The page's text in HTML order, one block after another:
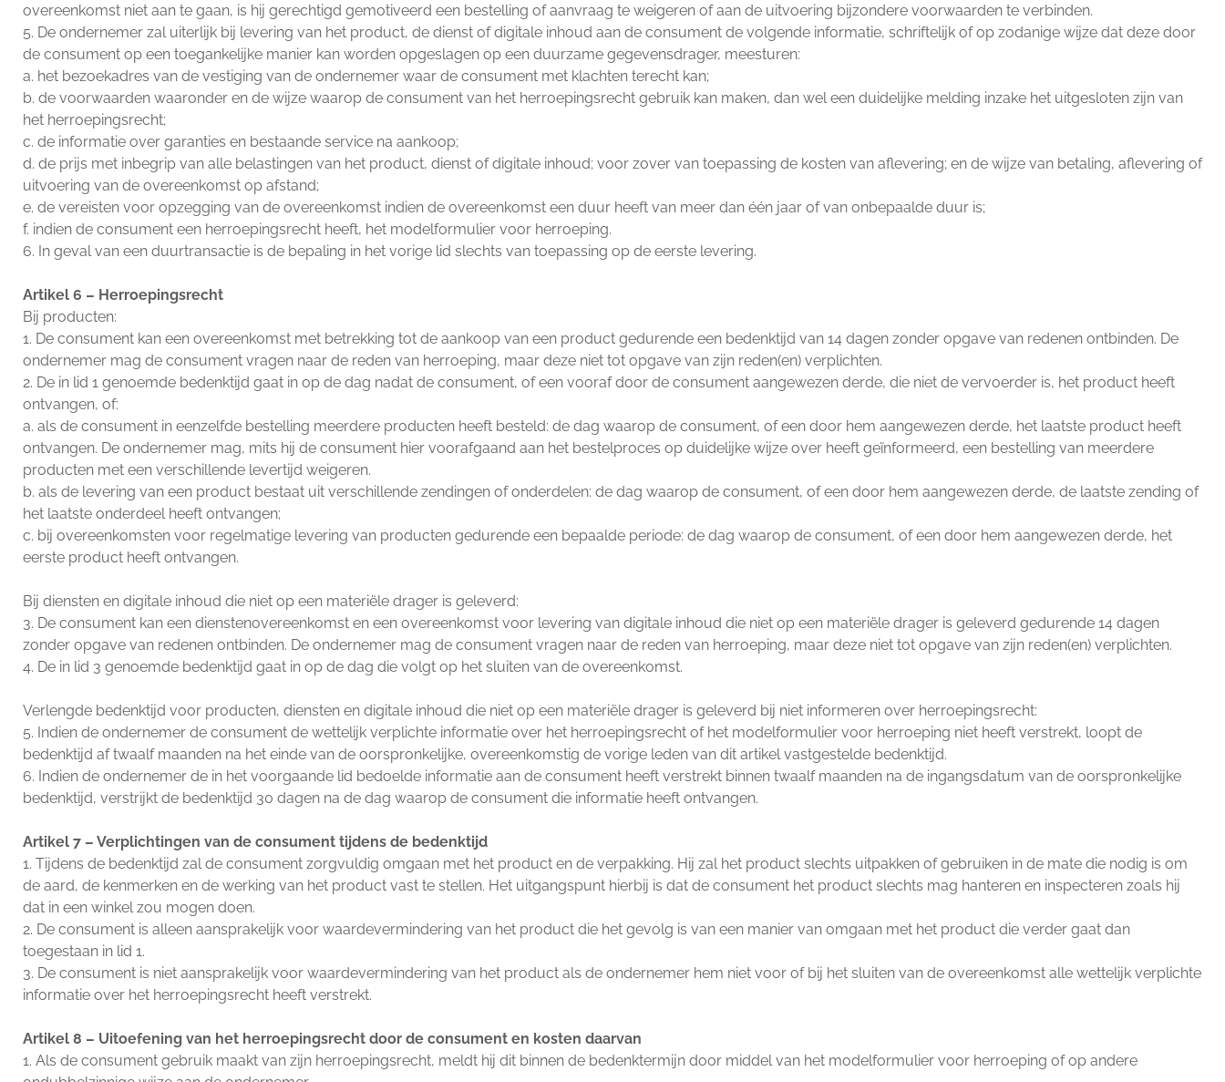
overeenkomst niet aan te gaan, is hij gerechtigd gemotiveerd een bestelling of aanvraag te weigeren of aan de uitvoering bijzondere voorwaarden te verbinden.
5. De ondernemer zal uiterlijk bij levering van het product, de dienst of digitale inhoud aan de consument de volgende informatie, schriftelijk of op zodanige wijze dat deze door
de consument op een toegankelijke manier kan worden opgeslagen op een duurzame gegevensdrager, meesturen:
a. het bezoekadres van de vestiging van de ondernemer waar de consument met klachten terecht kan;
b. de voorwaarden waaronder en de wijze waarop de consument van het herroepingsrecht gebruik kan maken, dan wel een duidelijke melding inzake het uitgesloten zijn van
het herroepingsrecht;
c. de informatie over garanties en bestaande service na aankoop;
d. de prijs met inbegrip van alle belastingen van het product, dienst of digitale inhoud; voor zover van toepassing de kosten van aflevering; en de wijze van betaling, aflevering of
uitvoering van de overeenkomst op afstand;
e. de vereisten voor opzegging van de overeenkomst indien de overeenkomst een duur heeft van meer dan één jaar of van onbepaalde duur is;
f. indien de consument een herroepingsrecht heeft, het modelformulier voor herroeping.
6. In geval van een duurtransactie is de bepaling in het vorige lid slechts van toepassing op de eerste levering.
Artikel 6 – Herroepingsrecht
Bij producten:
1. De consument kan een overeenkomst met betrekking tot de aankoop van een product gedurende een bedenktijd van 14 dagen zonder opgave van redenen ontbinden. De
ondernemer mag de consument vragen naar de reden van herroeping, maar deze niet tot opgave van zijn reden(en) verplichten.
2. De in lid 1 genoemde bedenktijd gaat in op de dag nadat de consument, of een vooraf door de consument aangewezen derde, die niet de vervoerder is, het product heeft
ontvangen, of:
a. als de consument in eenzelfde bestelling meerdere producten heeft besteld: de dag waarop de consument, of een door hem aangewezen derde, het laatste product heeft
ontvangen. De ondernemer mag, mits hij de consument hier voorafgaand aan het bestelproces op duidelijke wijze over heeft geïnformeerd, een bestelling van meerdere
producten met een verschillende levertijd weigeren.
b. als de levering van een product bestaat uit verschillende zendingen of onderdelen: de dag waarop de consument, of een door hem aangewezen derde, de laatste zending of
het laatste onderdeel heeft ontvangen;
c. bij overeenkomsten voor regelmatige levering van producten gedurende een bepaalde periode: de dag waarop de consument, of een door hem aangewezen derde, het
eerste product heeft ontvangen.
Bij diensten en digitale inhoud die niet op een materiële drager is geleverd:
3. De consument kan een dienstenovereenkomst en een overeenkomst voor levering van digitale inhoud die niet op een materiële drager is geleverd gedurende 14 dagen
zonder opgave van redenen ontbinden. De ondernemer mag de consument vragen naar de reden van herroeping, maar deze niet tot opgave van zijn reden(en) verplichten.
4. De in lid 3 genoemde bedenktijd gaat in op de dag die volgt op het sluiten van de overeenkomst.
Verlengde bedenktijd voor producten, diensten en digitale inhoud die niet op een materiële drager is geleverd bij niet informeren over herroepingsrecht:
5. Indien de ondernemer de consument de wettelijk verplichte informatie over het herroepingsrecht of het modelformulier voor herroeping niet heeft verstrekt, loopt de
bedenktijd af twaalf maanden na het einde van de oorspronkelijke, overeenkomstig de vorige leden van dit artikel vastgestelde bedenktijd.
6. Indien de ondernemer de in het voorgaande lid bedoelde informatie aan de consument heeft verstrekt binnen twaalf maanden na de ingangsdatum van de oorspronkelijke
bedenktijd, verstrijkt de bedenktijd 30 dagen na de dag waarop de consument die informatie heeft ontvangen.
Artikel 7 – Verplichtingen van de consument tijdens de bedenktijd
1. Tijdens de bedenktijd zal de consument zorgvuldig omgaan met het product en de verpakking. Hij zal het product slechts uitpakken of gebruiken in de mate die nodig is om
de aard, de kenmerken en de werking van het product vast te stellen. Het uitgangspunt hierbij is dat de consument het product slechts mag hanteren en inspecteren zoals hij
dat in een winkel zou mogen doen.
2. De consument is alleen aansprakelijk voor waardevermindering van het product die het gevolg is van een manier van omgaan met het product die verder gaat dan
toegestaan in lid 1.
3. De consument is niet aansprakelijk voor waardevermindering van het product als de ondernemer hem niet voor of bij het sluiten van de overeenkomst alle wettelijk verplichte
informatie over het herroepingsrecht heeft verstrekt.
Artikel 8 – Uitoefening van het herroepingsrecht door de consument en kosten daarvan
1. Als de consument gebruik maakt van zijn herroepingsrecht, meldt hij dit binnen de bedenktermijn door middel van het modelformulier voor herroeping of op andere